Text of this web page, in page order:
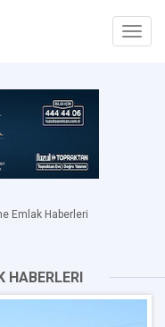
Emlak Haberleri
HABERLERI